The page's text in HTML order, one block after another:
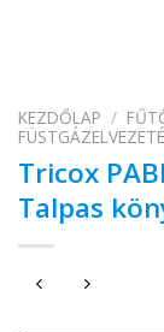
KEZDŐLAP /
Tricox
Talpas